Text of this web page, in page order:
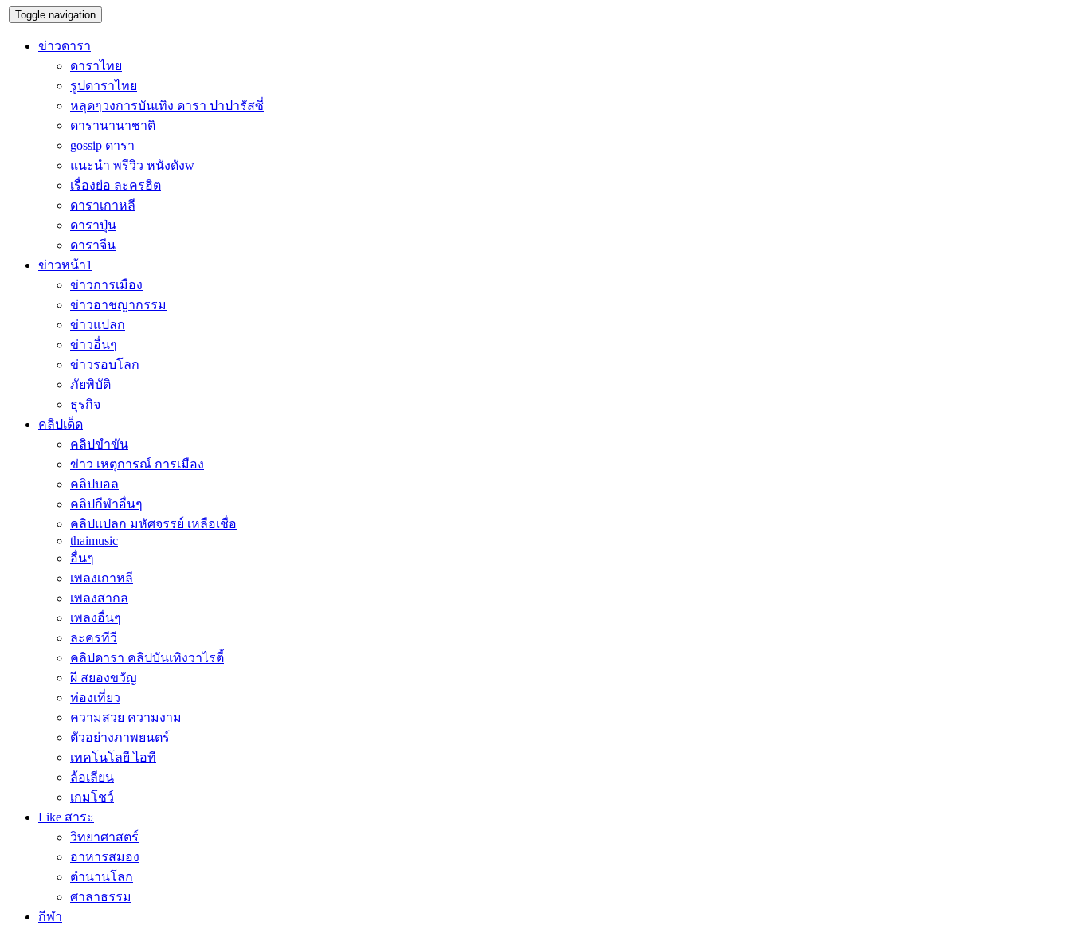
Toggle navigation
ข่าวดารา
ดาราไทย
รูปดาราไทย
หลุดๆวงการบันเทิง ดารา ปาปารัสซี่
ดารานานาชาติ
gossip ดารา
แนะนำ พรีวิว หนังดังw
เรื่องย่อ ละครฮิต
ดาราเกาหลี
ดาราปุ่น
ดาราจีน
ข่าวหน้า1
ข่าวการเมือง
ข่าวอาชญากรรม
ข่าวแปลก
ข่าวอื่นๆ
ข่าวรอบโลก
ภัยพิบัติ
ธุรกิจ
คลิปเด็ด
คลิปขำขัน
ข่าว เหตุการณ์ การเมือง
คลิปบอล
คลิปกีฬาอื่นๆ
คลิปแปลก มหัศจรรย์ เหลือเชื่อ
thaimusic
อื่นๆ
เพลงเกาหลี
เพลงสากล
เพลงอื่นๆ
ละครทีวี
คลิปดารา คลิปบันเทิงวาไรตี้
ผี สยองขวัญ
ท่องเที่ยว
ความสวย ความงาม
ตัวอย่างภาพยนตร์
เทคโนโลยี ไอที
ล้อเลียน
เกมโชว์
Like สาระ
วิทยาศาสตร์
อาหารสมอง
ตำนานโลก
ศาลาธรรม
กีฬา